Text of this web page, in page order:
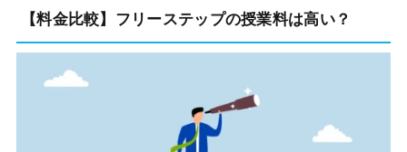
【料金比較】フリーステップの授業料は高い？